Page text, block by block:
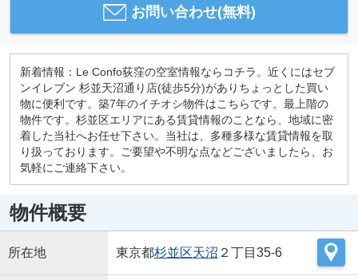
お問い合わせ(無料)
新着情報：Le Confo荻窪の空室情報ならコチラ。近くにはセブ
ンイレブン 杉並天沼通り店(徒歩5分)がありちょっとした買い
物に便利です。築7年のイチオシ物件はこちらです。最上階の
物件です。杉並区エリアにある賃貸情報のことなら、地域に密
着した当社へお任せ下さい。当社は、多種多様な賃貸情報を取
り扱っております。ご要望や不明な点などございましたら、お
気軽にご連絡下さい。
物件概要
所在地 東京都杉並区天沼 ２丁目35-6